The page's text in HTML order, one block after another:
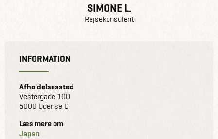
SIMONE L.
Rejsekonsulent
INFORMATION
Afholdelsessted
Vestergade 100
5000 Odense C
Læs mere om
Japan